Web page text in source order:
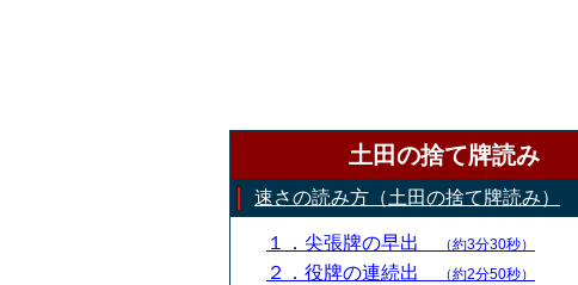
土田の捨て牌読み
速さの読み方（土田の捨て牌読み）
１．尖張牌の早出 （約3分30秒）
２．役牌の連続出 （約2分50秒）